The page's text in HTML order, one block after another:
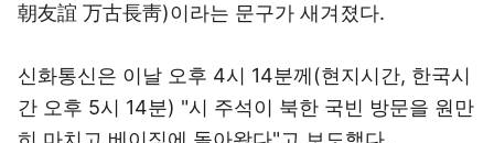
朝友誼 万古長靑)이라는 문구가 새겨졌다.
신화통신은 이날 오후 4시 14분께(현지시간, 한국시
간 오후 5시 14분) "시 주석이 북한 국빈 방문을 원만